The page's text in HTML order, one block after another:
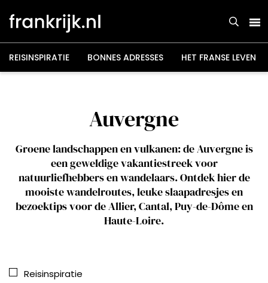
naar
inhoud
REISINSPIRATIE BONNES ADRESSES HET FRANSE LEVEN
Auvergne
Groene landschappen en vulkanen: de Auvergne is
een geweldige vakantiestreek voor
natuurliefhebbers en wandelaars. Ontdek hier de
mooiste wandelroutes, leuke slaapadresjes en
bezoektips voor de Allier, Cantal, Puy-de-Dôme en
Haute-Loire.
Reisinspiratie